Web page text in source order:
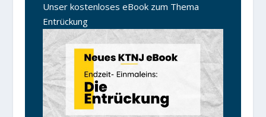
Unser kostenloses eBook zum Thema
Entrückung